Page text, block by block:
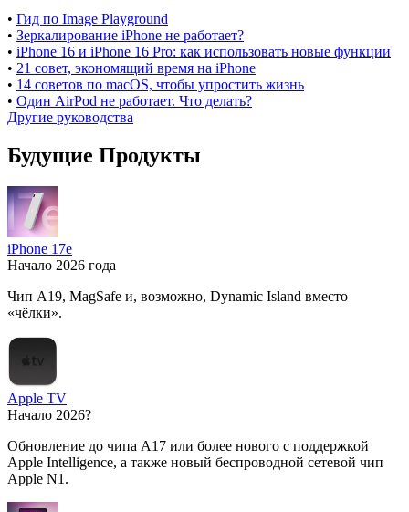
• Гид по Image Playground
• Зеркалирование iPhone не работает?
• iPhone 16 и iPhone 16 Pro: как использовать новые функции
• 21 совет, экономящий время на iPhone
• 14 советов по macOS, чтобы упростить жизнь
• Один AirPod не работает. Что делать?
Другие руководства
Будущие Продукты
iPhone 17e
Начало 2026 года
Чип A19, MagSafe и, возможно, Dynamic Island вместо
«чёлки».
Apple TV
Начало 2026?
Обновление до чипа A17 или более нового с поддержкой
Apple Intelligence, а также новый беспроводной сетевой чип
Apple N1.